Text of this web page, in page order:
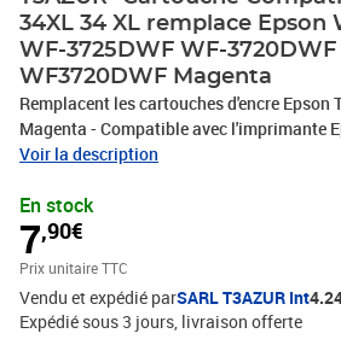
34XL 34 XL remplace Epson
WF-3725DWF WF-
WF3720DWF Magenta
Remplacent les cartouches d'encre Epson
Magenta - Compatible avec l'imprimante Epson WorkForce Pro
WF-3725DWF, WF-3720DW, WF-3720DWF-
normes européennes ISO 9001/14001,
Compatible - Encre de haute qualité qui
qualité d'impression - Marque T3AZUR
Voir la description
En stock
7,90€
Prix unitaire TTC
Vendu et expédié parSARL T3AZUR Int
Expédié sous 3 jours livraison offerte